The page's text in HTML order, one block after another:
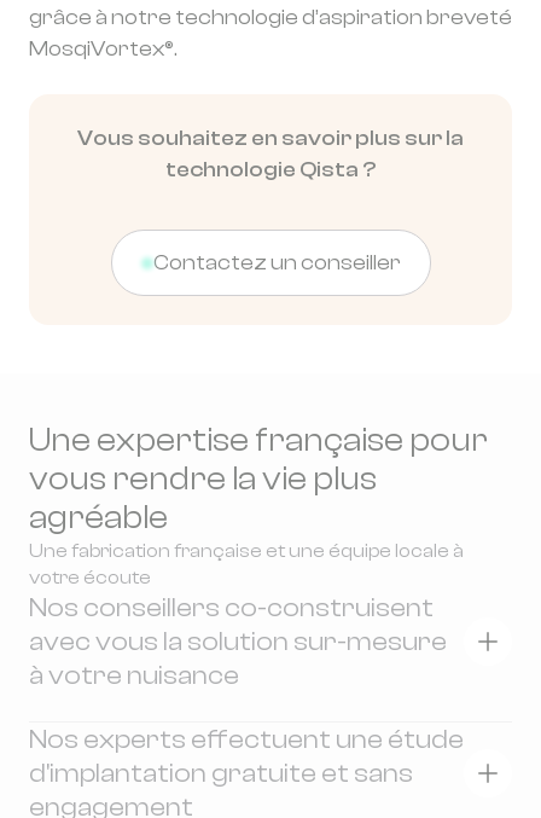
grâce à notre technologie d’aspiration breveté
MosqiVortex®.
Vous souhaitez en savoir plus sur la
technologie Qista ?
Contactez un conseiller
Une expertise française pour
vous rendre la vie plus
agréable
Une fabrication française et une équipe locale à
votre écoute
Nos conseillers co-construisent
avec vous la solution sur-mesure
à votre nuisance
tâchons de comprendre votre niveau de
nuisance, vos attentes et identifions les zones
Nos experts effectuent une étude
d'implantation gratuite et sans
engagement